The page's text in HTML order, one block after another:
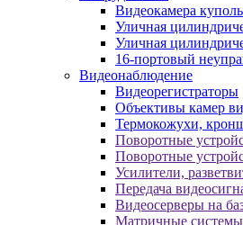
Видеокамера
Уличная
Уличная
16-портовый
Видеонаблюдение
Видеорегистраторы
Объективы камер
Термокожухи,
Поворотные
Поворотные
Усилители,
Передача
Видеосерверы на
Матричные системы